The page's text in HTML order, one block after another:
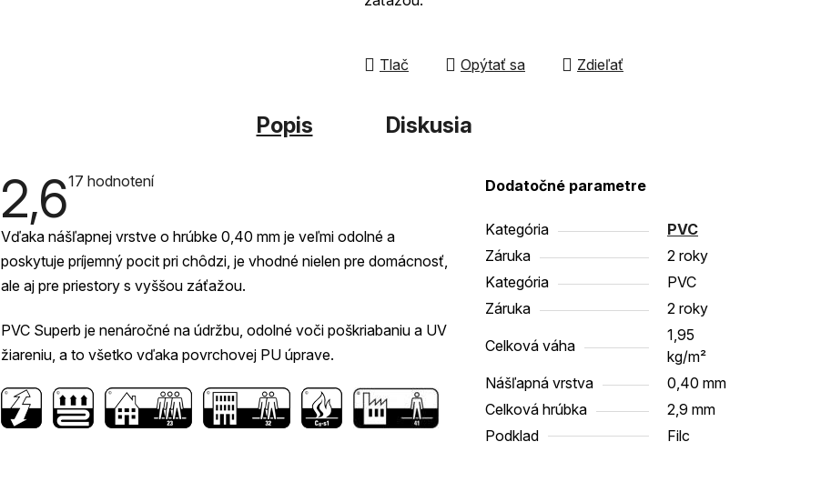
Tlač Opýtať sa Zdieľať
Popis Diskusia
2,6Priemerné
2,6
5
hviezdičiek.
17 hodnotení
Vďaka nášľapnej vrstve o hrúbke 0,40 mm je veľmi odolné a
poskytuje príjemný pocit pri chôdzi, je vhodné nielen pre domácnosť,
ale aj pre priestory s vyššou záťažou.
PVC Superb je nenáročné na údržbu, odolné voči poškriabaniu a UV
žiareniu, a to všetko vďaka povrchovej PU úprave.
Dodatočné parametre
Kategória
PVC
Záruka
2 roky
Kategória
PVC
Záruka
2 roky
Celková váha
1,95
kg/m²
Nášľapná vrstva
0,40 mm
Celková hrúbka
2,9 mm
Podklad
Filc